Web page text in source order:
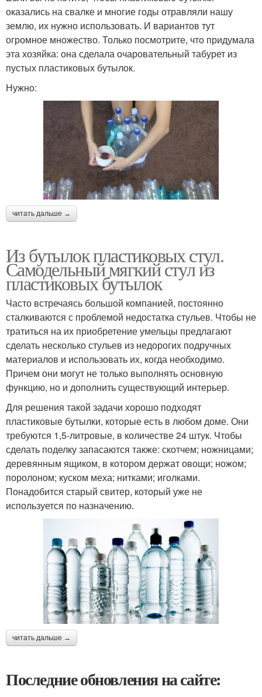
оказались на свалке и многие годы отравляли нашу
землю, их нужно использовать. И вариантов тут
огромное множество. Только посмотрите, что придумала
эта хозяйка: она сделала очаровательный табурет из
пустых пластиковых бутылок.
Нужно:
читать дальше →
Из бутылок пластиковых стул.
Самодельный мягкий стул из
пластиковых бутылок
Часто встречаясь большой компанией, постоянно
сталкиваются с проблемой недостатка стульев. Чтобы не
тратиться на их приобретение умельцы предлагают
сделать несколько стульев из недорогих подручных
материалов и использовать их, когда необходимо.
Причем они могут не только выполнять основную
функцию, но и дополнить существующий интерьер.
Для решения такой задачи хорошо подходят
пластиковые бутылки, которые есть в любом доме. Они
требуются 1,5-литровые, в количестве 24 штук. Чтобы
сделать поделку запасаются также: скотчем; ножницами;
деревянным ящиком, в котором держат овощи; ножом;
поролоном; куском меха; нитками; иголками.
Понадобится старый свитер, который уже не
используется по назначению.
читать дальше →
Последние обновления на сайте: